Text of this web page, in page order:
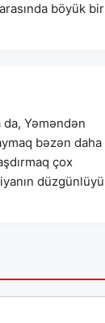
böyük bir
Yəməndən
bəzən daha
çox
düzgünlüyü